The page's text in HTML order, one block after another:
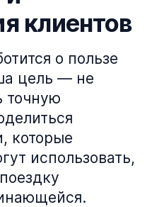
клиентов
о пользе
цель — не
точную
которые
использовать,